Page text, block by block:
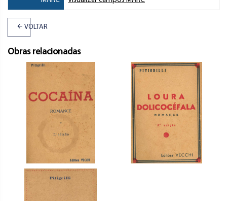
VOLTAR
Obras relacionadas